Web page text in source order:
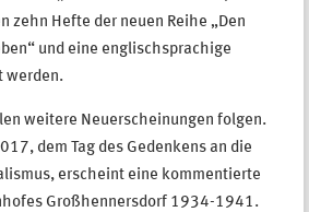
zehn Hefte der neuen Reihe „Den
und eine englischsprachige
werden.
weitere Neuerscheinungen folgen.
dem Tag des Gedenkens an die
erscheint eine kommentierte
Großhennersdorf 1934-1941.